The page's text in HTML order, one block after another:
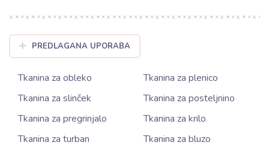
PREDLAGANA UPORABA
Tkanina za obleko
Tkanina za plenico
Tkanina za slinček
Tkanina za posteljnino
Tkanina za pregrinjalo
Tkanina za krilo
Tkanina za turban
Tkanina za bluzo